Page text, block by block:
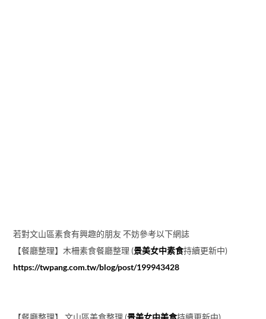
若對文山區素食有興趣的朋友 不妨參考以下網誌
【餐廳整理】木柵素食餐廳整理 (景美女中素食持續更新中)
https://twpang.com.tw/blog/post/199943428